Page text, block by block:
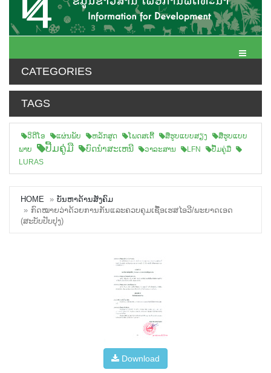
Toggle
CATEGORIES
TAGS
ວິດີໂອ ແຜ່ນພັບ ຫລັກສູດ ໂພດສເຕີ້ ສືຮູບແບບສຽງ
ສື່ຮູບແບບ
ພາບ
ປື້ມຄູ່ມື ບົດນຳສະເຫນີ ວາລະສານ LFN
ປື້ມຄູ່ມື
LURAS
HOME
ບັນຫາດ້ານສັງຄົມ
ກົດໝາຍວ່າດ້ວຍການກັນແລະຄວບຄຸມເຊື້ອເຮສໄອວີ/ພະຍາດເອດ
(ສະບັບປັບປຸງ)
Download